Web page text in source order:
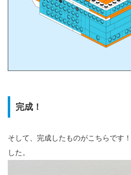
完成！
そして、完成したものがこちらです！
した。